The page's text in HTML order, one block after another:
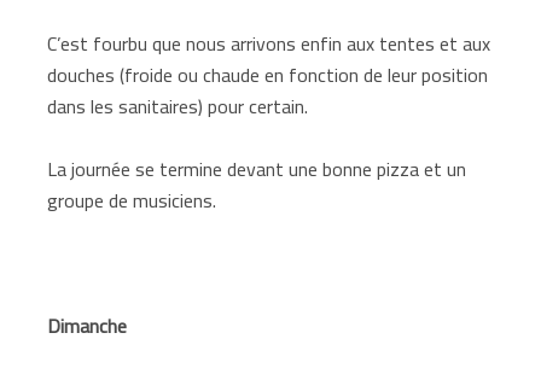
C’est fourbu que nous arrivons enfin aux tentes et aux
douches (froide ou chaude en fonction de leur position
dans les sanitaires) pour certain.
La journée se termine devant une bonne pizza et un
groupe de musiciens.
Dimanche